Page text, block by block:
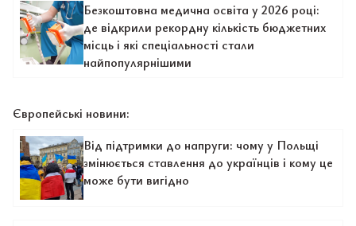
Безкоштовна медична освіта у 2026 році:
де відкрили рекордну кількість бюджетних
місць і які спеціальності стали
найпопулярнішими
Європейські новини:
Від підтримки до напруги: чому у Польщі
змінюється ставлення до українців і кому це
може бути вигідно